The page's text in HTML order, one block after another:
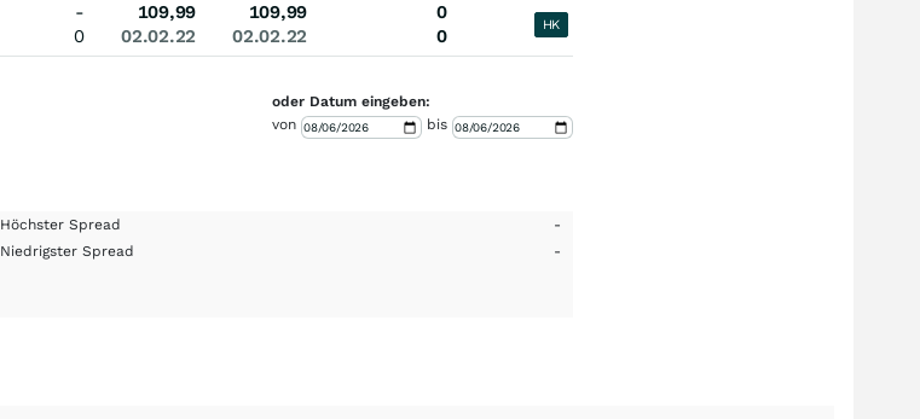
-
0
109,99
02.02.22
109,99
02.02.22
0
0
HK
oder Datum eingeben:
von
bis
Höchster Spread
-
Niedrigster Spread
-